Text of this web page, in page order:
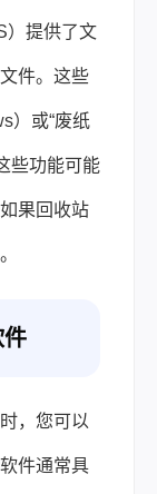
）提供了文
件。这些
）或“废纸
些功能可能
果回收站
件
，您可以
件通常具